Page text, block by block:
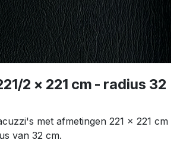
2 x 221 cm - radius 32
met afmetingen 221 x 221 cm
van 32 cm.